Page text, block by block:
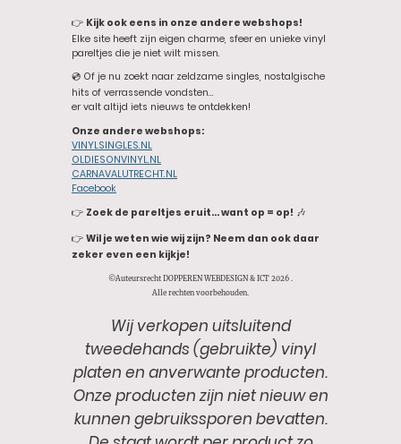
👉 Kijk ook eens in onze andere webshops!
Elke site heeft zijn eigen charme, sfeer en unieke vinyl
pareltjes die je niet wilt missen.
💿 Of je nu zoekt naar zeldzame singles, nostalgische
hits of verrassende vondsten…
er valt altijd iets nieuws te ontdekken!
Onze andere webshops:
VINYLSINGLES.NL
OLDIESONVINYL.NL
CARNAVALUTRECHT.NL
Facebook
👉 Zoek de pareltjes eruit… want op = op! 🎶
👉 Wil je weten wie wij zijn? Neem dan ook daar
zeker even een kijkje!
©Auteursrecht DOPPEREN WEBDESIGN & ICT 2026 .
Alle rechten voorbehouden.
Wij verkopen uitsluitend
tweedehands (gebruikte) vinyl
platen en anverwante producten.
Onze producten zijn niet nieuw en
kunnen gebruikssporen bevatten.